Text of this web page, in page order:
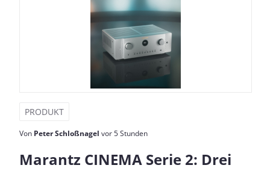
PRODUKT
Von Peter Schloßnagel vor 5 Stunden
Marantz CINEMA Serie 2: Drei